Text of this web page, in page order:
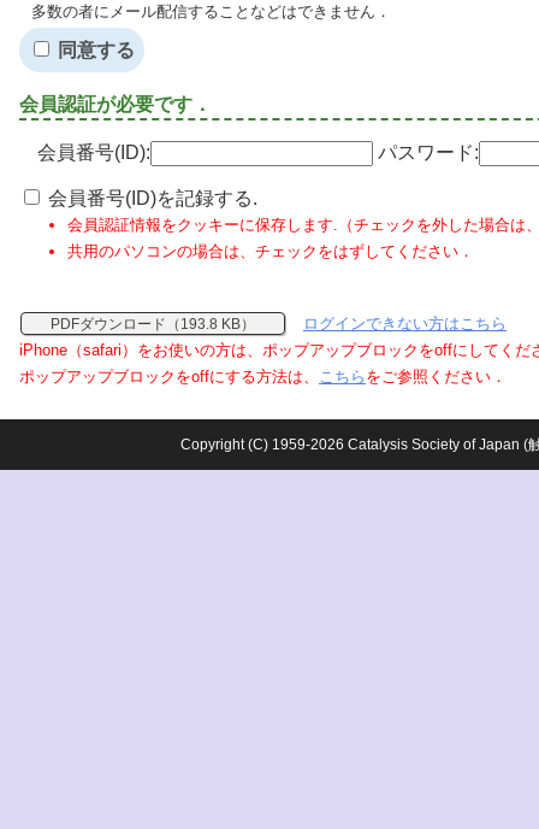
多数の者にメール配信することなどはできません．
同意する
会員認証が必要です．
会員番号(ID): パスワード:
会員番号(ID)を記録する.
会員認証情報をクッキーに保存します.（チェックを外した場合は
共用のパソコンの場合は、チェックをはずしてください．
PDFダウンロード（193.8 KB）
ログインできない方はこちら
iPhone（safari）をお使いの方は、ポップアップブロックをoffにしてくだ
ポップアップブロックをoffにする方法は、 こちら をご参照ください．
Copyright (C) 1959-2026 Catalysis Society of Japan (